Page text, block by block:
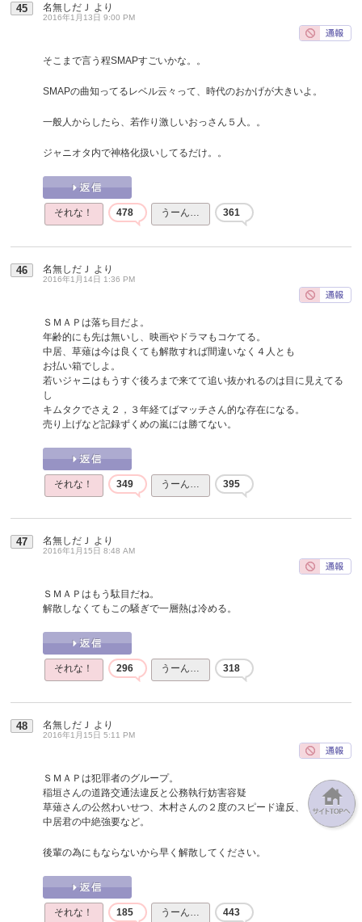
45 名無しだＪ より
2016年1月13日 9:00 PM
そこまで言う程SMAPすごいかな。。
SMAPの曲知ってるレベル云々って、時代のおかげが大きいよ。
一般人からしたら、若作り激しいおっさん５人。。
ジャニオタ内で神格化扱いしてるだけ。。
それな！ 478 うーん… 361
46 名無しだＪ より
2016年1月14日 1:36 PM
ＳＭＡＰは落ち目だよ。
年齢的にも先は無いし、映画やドラマもコケてる。
中居、草薙は今は良くても解散すれば間違いなく４人とも
お払い箱でしよ。
若いジャニはもうすぐ後ろまで来てて追い抜かれるのは目に見えてる
し
キムタクでさえ２，３年経てばマッチさん的な存在になる。
売り上げなど記録ずくめの嵐には勝てない。
それな！ 349 うーん… 395
47 名無しだＪ より
2016年1月15日 8:48 AM
ＳＭＡＰはもう駄目だね。
解散しなくてもこの騒ぎで一層熱は冷める。
それな！ 296 うーん… 318
48 名無しだＪ より
2016年1月15日 5:11 PM
ＳＭＡＰは犯罪者のグループ。
稲垣さんの道路交通法違反と公務執行妨害容疑
草薙さんの公然わいせつ、木村さんの２度のスピード違反、
中居君の中絶強要など。
後輩の為にもならないから早く解散してください。
それな！ 185 うーん… 443